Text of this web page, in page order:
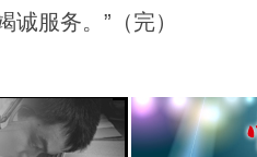
服务。”（完）